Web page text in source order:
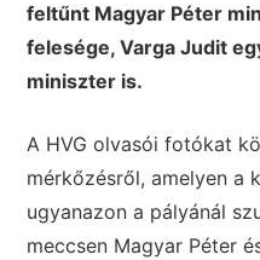
feltűnt Magyar Péter
felesége, Varga Judit
miniszter is.
A HVG olvasói fotókat
mérkőzésről, amelyen a
ugyanazon a pályánál
meccsen Magyar Péter